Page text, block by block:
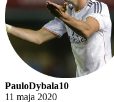
PauloDybala10
11 maja 2020